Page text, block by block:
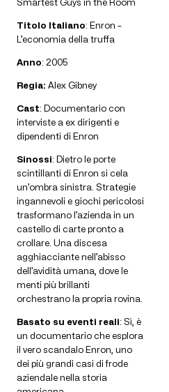
Titolo Italiano: Enron –
L’economia della truffa
Anno: 2005
Regia: Alex Gibney
Cast: Documentario con
interviste a ex dirigenti e
dipendenti di Enron
Sinossi: Dietro le porte
scintillanti di Enron si cela
un’ombra sinistra. Strategie
ingannevoli e giochi pericolosi
trasformano l’azienda in un
castello di carte pronto a
crollare. Una discesa
agghiacciante nell’abisso
dell’avidità umana, dove le
menti più brillanti
orchestrano la propria rovina.
Basato su eventi reali: Sì, è
un documentario che esplora
il vero scandalo Enron, uno
dei più grandi casi di frode
aziendale nella storia